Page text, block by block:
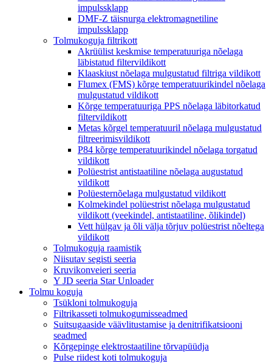
impulssklapp
DMF-Z täisnurga elektromagnetiline
impulssklapp
Tolmukoguja filtrikott
Akrüülist keskmise temperatuuriga nõelaga
läbistatud filtervildikott
Klaaskiust nõelaga mulgustatud filtriga vildikott
Flumex (FMS) kõrge temperatuurikindel nõelaga
mulgustatud vildikott
Kõrge temperatuuriga PPS nõelaga läbitorkatud
filtervildikott
Metas kõrgel temperatuuril nõelaga mulgustatud
filtreerimisvildikott
P84 kõrge temperatuurikindel nõelaga torgatud
vildikott
Polüestrist antistaatiline nõelaga augustatud
vildikott
Polüesternõelaga mulgustatud vildikott
Kolmekindel polüestrist nõelaga mulgustatud
vildikott (veekindel, antistaatiline, õlikindel)
Vett hülgav ja õli välja tõrjuv polüestrist nõeltega
vildikott
Tolmukoguja raamistik
Niisutav segisti seeria
Kruvikonveieri seeria
Y JD seeria Star Unloader
Tolmu koguja
Tsükloni tolmukoguja
Filtrikasseti tolmukogumisseadmed
Suitsugaaside väävlitustamise ja denitrifikatsiooni
seadmed
Kõrgepinge elektrostaatiline tõrvapüüdja
Pulse riidest koti tolmukoguja